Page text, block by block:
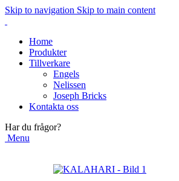
Skip to navigation Skip to main content
Home
Produkter
Tillverkare
Engels
Nelissen
Joseph Bricks
Kontakta oss
Har du frågor?
Menu